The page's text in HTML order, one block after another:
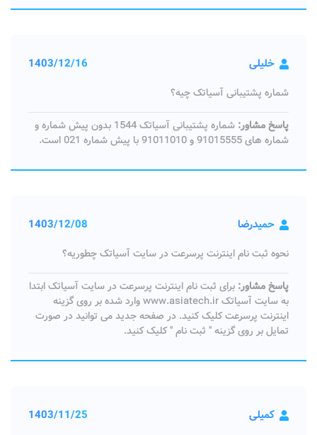
خلیلی 1403/12/16
شماره پشتیبانی آسیاتک چیه؟
پاسخ مشاور:
شماره پشتیبانی آسیاتک 1544 بدون پیش شماره و
شماره های 91015555 و 91011010 با پیش شماره 021 است.
حمیدرضا 1403/12/08
نحوه ثبت نام اینترنت پرسرعت در سایت آسیاتک چطوریه؟
پاسخ مشاور: برای ثبت نام اینترنت پرسرعت در سایت آسیاتک ابتدا
به سایت آسیاتک www.asiatech.ir وارد شده بر روی گزینه
اینترنت پرسرعت کلیک کنید. در صفحه جدید می توانید در صورت
تمایل بر روی گزینه " ثبت نام " کلیک کنید.
کمیلی 1403/11/25